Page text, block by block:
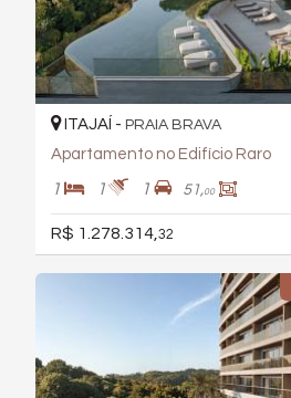
ITAJAÍ - PRAIA BRAVA
Apartamento no Edifício Raro
1 1 1 51,00
R$ 1.278.314,32